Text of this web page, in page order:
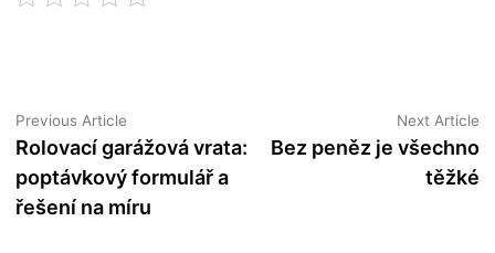
Navigace
pro
příspěvek
Previous Article
article:
Rolovací garážová vrata:
poptávkový formulář a
řešení na míru
Next Article
Bez peněz je všechno
těžké